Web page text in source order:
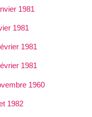
1981
1981
1981
1981
1960
1982